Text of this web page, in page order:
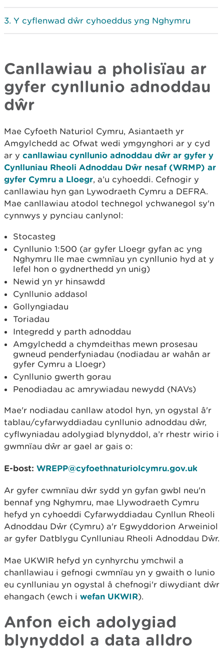
Y cyflenwad dŵr cyhoeddus yng Nghymru
Canllawiau a pholisïau ar
gyfer cynllunio adnoddau
dŵr
Mae Cyfoeth Naturiol Cymru, Asiantaeth yr
Amgylchedd ac Ofwat wedi ymgynghori ar y cyd
ar y canllawiau cynllunio adnoddau dŵr ar gyfer y
Cynlluniau Rheoli Adnoddau Dŵr nesaf (WRMP) ar
gyfer Cymru a Lloegr, a’u cyhoeddi. Cefnogir y
canllawiau hyn gan Lywodraeth Cymru a DEFRA.
Mae canllawiau atodol technegol ychwanegol sy'n
cynnwys y pynciau canlynol:
Stocasteg
Cynllunio 1:500 (ar gyfer Lloegr gyfan ac yng
Nghymru lle mae cwmnïau yn cynllunio hyd at y
lefel hon o gydnerthedd yn unig)
Newid yn yr hinsawdd
Cynllunio addasol
Gollyngiadau
Toriadau
Integredd y parth adnoddau
Amgylchedd a chymdeithas mewn prosesau
gwneud penderfyniadau (nodiadau ar wahân ar
gyfer Cymru a Lloegr)
Cynllunio gwerth gorau
Penodiadau ac amrywiadau newydd (NAVs)
Mae'r nodiadau canllaw atodol hyn, yn ogystal â'r
tablau/cyfarwyddiadau cynllunio adnoddau dŵr,
cyflwyniadau adolygiad blynyddol, a’r rhestr wirio i
gwmnïau dŵr ar gael ar gais o:
E-bost: WREPP@cyfoethnaturiolcymru.gov.uk
Ar gyfer cwmnïau dŵr sydd yn gyfan gwbl neu'n
bennaf yng Nghymru, mae Llywodraeth Cymru
hefyd yn cyhoeddi Cyfarwyddiadau Cynllun Rheoli
Adnoddau Dŵr (Cymru) a'r Egwyddorion Arweiniol
ar gyfer Datblygu Cynlluniau Rheoli Adnoddau Dŵr.
Mae UKWIR hefyd yn cynhyrchu ymchwil a
chanllawiau i gefnogi cwmnïau yn y gwaith o lunio
eu cynlluniau yn ogystal â chefnogi'r diwydiant dŵr
ehangach (ewch i wefan UKWIR).
Anfon eich adolygiad
blynyddol a data alldro